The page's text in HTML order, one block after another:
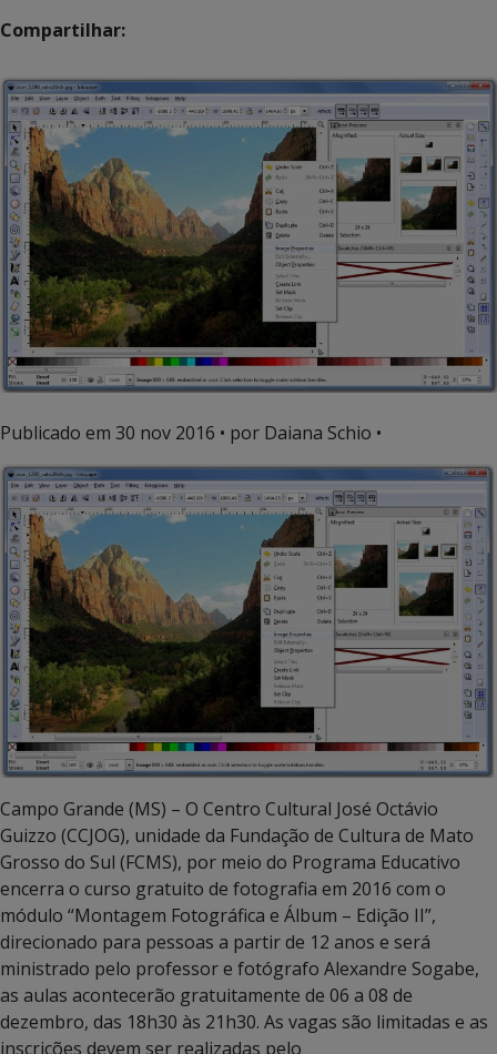
Compartilhar:
Publicado em 30 nov 2016 • por Daiana Schio •
Campo Grande (MS) – O Centro Cultural José Octávio
Guizzo (CCJOG), unidade da Fundação de Cultura de Mato
Grosso do Sul (FCMS), por meio do Programa Educativo
encerra o curso gratuito de fotografia em 2016 com o
módulo “Montagem Fotográfica e Álbum – Edição II”,
direcionado para pessoas a partir de 12 anos e será
ministrado pelo professor e fotógrafo Alexandre Sogabe,
as aulas acontecerão gratuitamente de 06 a 08 de
dezembro, das 18h30 às 21h30. As vagas são limitadas e as
inscrições devem ser realizadas pelo